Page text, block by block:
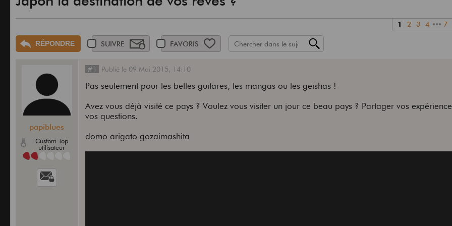
1 2 3 4 ••• 7
RÉPONDRE SUIVRE FAVORIS
papiblues
Custom Top
utilisateur
#1 Publié le 09 Mai 2015, 14:10
Pas seulement pour les belles guitares, les mangas ou les geishas !
Avez vous déjà visité ce pays ? Voulez vous visiter un jour ce beau pays ? Partager vos
vos questions.
domo arigato gozaimashita